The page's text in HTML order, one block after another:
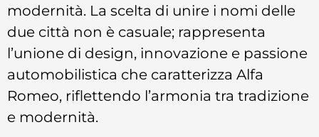
modernità. La scelta di unire i nomi delle
due città non è casuale; rappresenta
l’unione di design, innovazione e passione
automobilistica che caratterizza Alfa
Romeo, riflettendo l’armonia tra tradizione
e modernità.